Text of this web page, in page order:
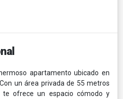
apartamento ubicado en
un área privada de 55 metros
te ofrece un espacio cómodo y